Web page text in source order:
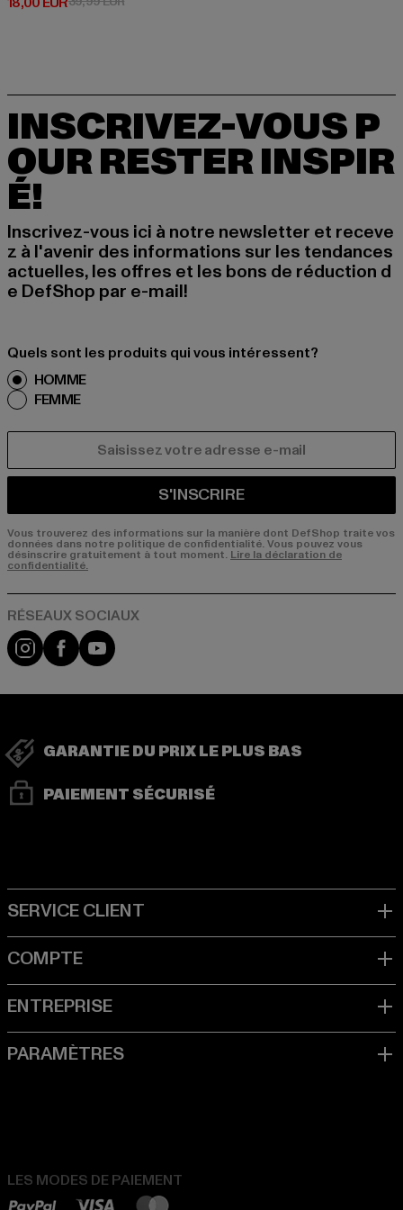
INSCRIVEZ-VOUS P
OUR RESTER INSPIR
É!
Inscrivez-vous ici à notre newsletter et receve
z à l'avenir des informations sur les tendances
actuelles, les offres et les bons de réduction d
e DefShop par e-mail!
Quels sont les produits qui vous intéressent?
HOMME
FEMME
S'INSCRIRE
Vous trouverez des informations sur la manière dont DefShop traite vos
données dans notre politique de confidentialité. Vous pouvez vous
désinscrire gratuitement à tout moment. Lire la déclaration de
confidentialité.
Visit our Instagram page:
Visit our Facebook page:
Visit our YouTube channel:
GARANTIE DU PRIX LE PLUS BAS
PAIEMENT SÉCURISÉ
LES MODES DE PAIEMENT